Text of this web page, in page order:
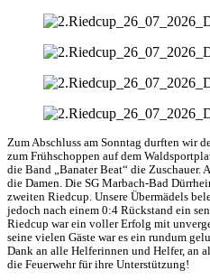
Zum Abschluss am Sonntag durften wir
zum Frühschoppen auf dem
die Band „Banater Beat“ die Zuschauer.
die Damen. Die SG Marbach-Bad
zweiten Riedcup. Unsere Übermädels
jedoch nach einem 0:4 Rückstand ein
Riedcup war ein voller Erfolg mit
seine vielen Gäste war es ein rundum
Dank an alle Helferinnen und Helfer, an
die Feuerwehr für ihre Unterstützung!